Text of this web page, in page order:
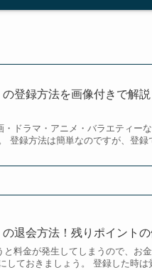
登録方法を画像付きで解
・ドラマ・アニメ・バラエティー
登録方法は簡単なのですが、登録
退会方法！残りポイント
と料金が発生してしまうので、お
しておきましょう。 登録した時は